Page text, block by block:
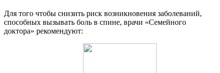
Для того чтобы снизить риск возникновения заболеваний,
способных вызывать боль в спине, врачи «Семейного
доктора» рекомендуют: